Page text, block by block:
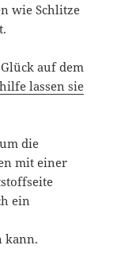
wie Schlitze
auf dem
lassen sie
die
mit einer
ein
kann.